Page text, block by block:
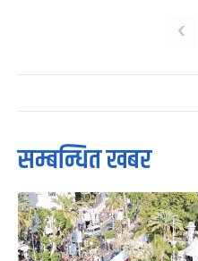
‹
सम्बन्धित खबर